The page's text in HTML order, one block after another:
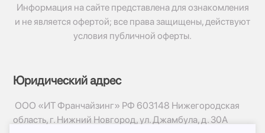
Информация на сайте представлена для ознакомления
и не является офертой; все права защищены, действуют
условия публичной оферты.
Юридический адрес
ООО «ИТ Франчайзинг» РФ 603148 Нижегородская
область, г. Нижний Новгород, ул. Джамбула, д. 30А